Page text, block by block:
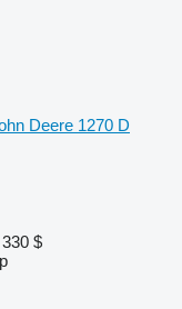
Deere 1270 D
$